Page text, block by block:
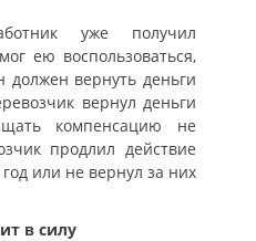
уже получил
ею воспользоваться,
вернуть деньги
вернул деньги
компенсацию не
продлил действие
или не вернул за них
в силу